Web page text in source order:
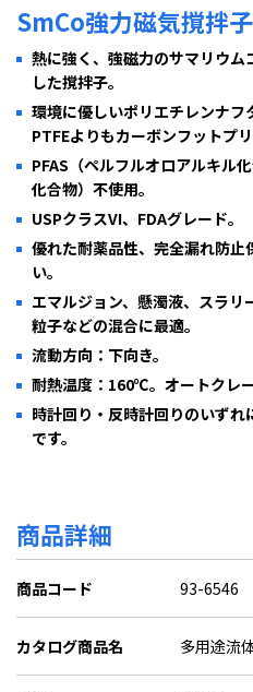
SmCo強力磁気撹拌
熱に強く、強磁力のサマリウ
した撹拌子。
環境に優しいポリエチレンナフ
PTFEよりもカーボンフットプ
PFAS（ペルフルオロアルキル
化合物）不使用。
USPクラスVI、FDAグレード。
優れた耐薬品性、完全漏れ防
い。
エマルジョン、懸濁液、スラリ
粒子などの混合に最適。
流動方向：下向き。
耐熱温度：160℃。オートクレー
時計回り・反時計回りのいず
です。
商品詳細
商品コード 93-6546
カタログ商品名 多用途流